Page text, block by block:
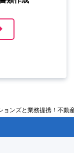
ョンズと業務提携！不動